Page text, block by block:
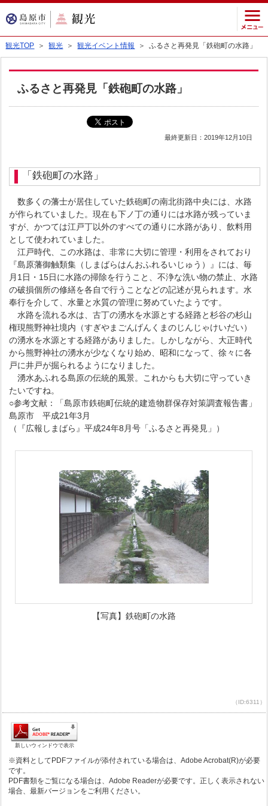
観光TOP ＞観光 ＞観光イベント情報 ＞ ふるさと再発見「鉄砲町の水路」
ふるさと再発見「鉄砲町の水路」
最終更新日：2019年12月10日
「鉄砲町の水路」
数多くの藩士が居住していた鉄砲町の南北街路中央には、水路
が作られていました。現在も下ノ丁の通りには水路が残っていま
すが、かつては江戸丁以外のすべての通りに水路があり、飲料用
として使われていました。
江戸時代、この水路は、非常に大切に管理・利用をされており
『島原藩御触類集（しまばらはんおふれるいじゅう）』には、毎
月1日・15日に水路の掃除を行うこと、不浄な洗い物の禁止、水路
の破損個所の修繕を各自で行うことなどの記述が見られます。水
奉行を介して、水量と水質の管理に努めていたようです。
水路を流れる水は、古丁の湧水を水源とする経路と杉谷の杉山
権現熊野神社境内（すぎやまごんげんくまのじんじゃけいだい）
の湧水を水源とする経路がありました。しかしながら、大正時代
から熊野神社の湧水が少なくなり始め、昭和になって、徐々に各
戸に井戸が掘られるようになりました。
湧水あふれる島原の伝統的風景。これからも大切に守っていき
たいですね。
○参考文献：「島原市鉄砲町伝統的建造物群保存対策調査報告書」
島原市 平成21年3月
（『広報しまばら』平成24年8月号「ふるさと再発見」）
【写真】鉄砲町の水路
（ID:6311）
新しいウィンドウで表示
※資料としてPDFファイルが添付されている場合は、Adobe Acrobat(R)が必要
です。
PDF書類をご覧になる場合は、Adobe Readerが必要です。正しく表示されない
場合、最新バージョンをご利用ください。